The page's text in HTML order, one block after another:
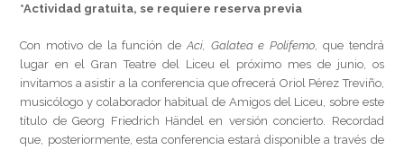
*Actividad gratuita, se requiere reserva previa
Con motivo de la función de Aci, Galatea e Polifemo , que tendrá
lugar en el Gran Teatre del Liceu el próximo mes de junio, os
invitamos a asistir a la conferencia que ofrecerá Oriol Pérez Treviño,
musicólogo y colaborador habitual de Amigos del Liceu, sobre este
título deGeorg Friedrich Händel en versión concierto. Recordad
que, posteriormente, esta conferencia estará disponible a través de